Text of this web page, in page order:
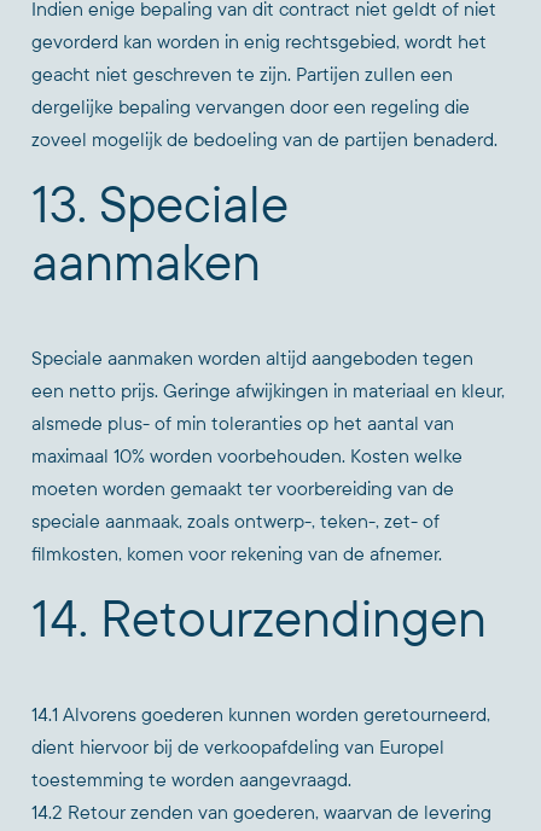
Indien enige bepaling van dit contract niet geldt of niet
gevorderd kan worden in enig rechtsgebied, wordt het
geacht niet geschreven te zijn. Partijen zullen een
dergelijke bepaling vervangen door een regeling die
zoveel mogelijk de bedoeling van de partijen benaderd.
13. Speciale
aanmaken
Speciale aanmaken worden altijd aangeboden tegen
een netto prijs. Geringe afwijkingen in materiaal en kleur,
alsmede plus- of min toleranties op het aantal van
maximaal 10% worden voorbehouden. Kosten welke
moeten worden gemaakt ter voorbereiding van de
speciale aanmaak, zoals ontwerp-, teken-, zet- of
filmkosten, komen voor rekening van de afnemer.
14. Retourzendingen
14.1 Alvorens goederen kunnen worden geretourneerd,
dient hiervoor bij de verkoopafdeling van Europel
toestemming te worden aangevraagd.
14.2 Retour zenden van goederen, waarvan de levering